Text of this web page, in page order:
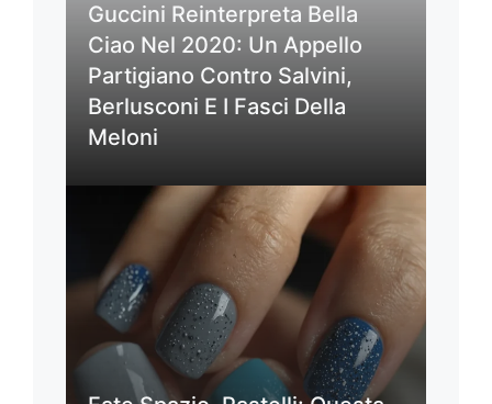
Guccini Reinterpreta Bella
Ciao Nel 2020: Un Appello
Partigiano Contro Salvini,
Berlusconi E I Fasci Della
Meloni